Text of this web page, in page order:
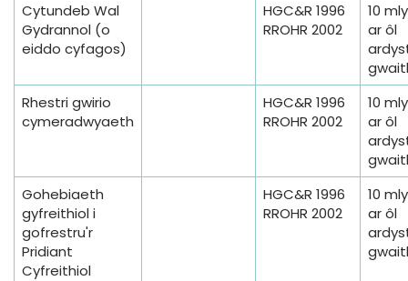
Cytundeb Wal
Gydrannol (o
eiddo cyfagos)
HGC&R 1996
RROHR 2002
10
ar ôl
Rhestri gwirio
cymeradwyaeth
HGC&R 1996
RROHR 2002
10
ar ôl
Gohebiaeth
gyfreithiol i
gofrestru'r
Pridiant
Cyfreithiol
HGC&R 1996
RROHR 2002
10
ar ôl